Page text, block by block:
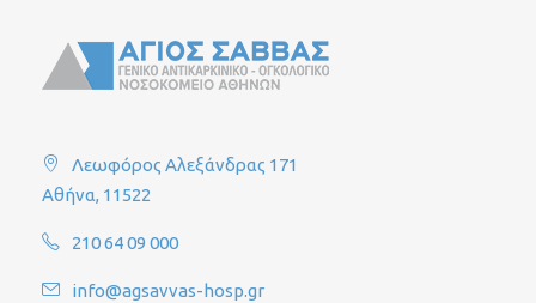
Λεωφόρος Αλεξάνδρας 171
Αθήνα, 11522
210 64 09 000
info@agsavvas-hosp.gr